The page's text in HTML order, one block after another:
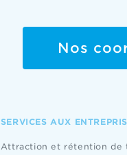
Nos
SERVICES AUX
Attraction et rétention de